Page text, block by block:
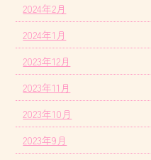
2024年2月
2024年1月
2023年12月
2023年11月
2023年10月
2023年9月